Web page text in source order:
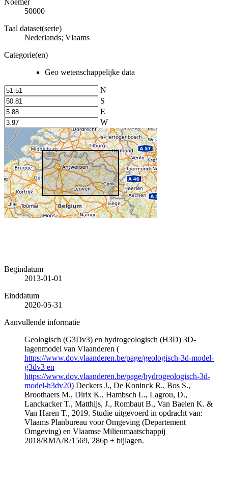
50000
Taal dataset(serie)
Nederlands; Vlaams
Categorie(en)
Geo wetenschappelijke data
N
S
E
W
Begindatum
2013-01-01
Einddatum
2020-05-31
Aanvullende informatie
Geologisch (G3Dv3) en hydrogeologisch (H3D) 3D-
lagenmodel van Vlaanderen (
https://www.dov.vlaanderen.be/page/geologisch-3d-model-
g3dv3 en
https://www.dov.vlaanderen.be/page/hydrogeologisch-3d-
model-h3dv20) Deckers J., De Koninck R., Bos S.,
Broothaers M., Dirix K., Hambsch L., Lagrou, D.,
Lanckacker T., Matthijs, J., Rombaut B., Van Baelen K. &
Van Haren T., 2019. Studie uitgevoerd in opdracht van:
Vlaams Planbureau voor Omgeving (Departement
Omgeving) en Vlaamse Milieumaatschappij
2018/RMA/R/1569, 286p + bijlagen.